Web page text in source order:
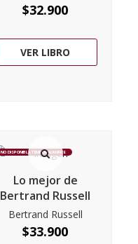
$32.900
VER LIBRO
NO DISPONIBLE TEMPORALMENTE
Lo mejor de
Bertrand Russell
Bertrand Russell
$33.900